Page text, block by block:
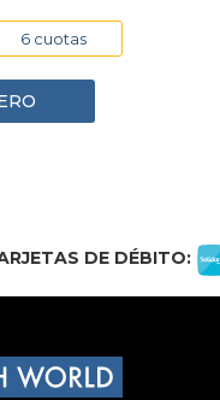
6 cuotas
DE DÉBITO: